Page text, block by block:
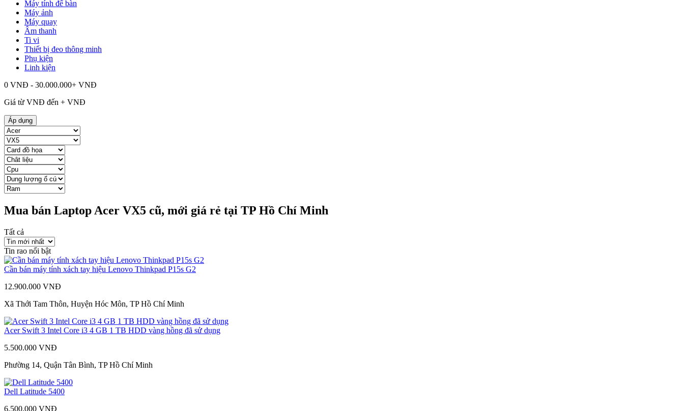
Máy tính để bàn
Máy ảnh
Máy quay
Âm thanh
Ti vi
Thiết bị đeo thông minh
Phụ kiện
Linh kiện
0 VNĐ - 30.000.000+ VNĐ
Giá từ VNĐ đến + VNĐ
Áp dụng
Mua bán Laptop Acer VX5 cũ, mới giá rẻ tại TP Hồ Chí Minh
Tất cả
Tin rao nổi bật
Cần bán máy tính xách tay hiệu Lenovo Thinkpad P15s G2
12.900.000 VNĐ
Xã Thới Tam Thôn, Huyện Hóc Môn, TP Hồ Chí Minh
Acer Swift 3 Intel Core i3 4 GB 1 TB HDD vàng hồng đã sử dụng
5.500.000 VNĐ
Phường 14, Quận Tân Bình, TP Hồ Chí Minh
Dell Latitude 5400
6.500.000 VNĐ